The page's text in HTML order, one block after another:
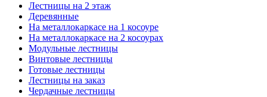
Лестницы на 2 этаж
Деревянные
На металлокаркасе на 1 косоуре
На металлокаркасе на 2 косоурах
Модульные лестницы
Винтовые лестницы
Готовые лестницы
Лестницы на заказ
Чердачные лестницы